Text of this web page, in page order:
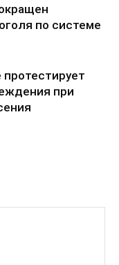
по системе
при